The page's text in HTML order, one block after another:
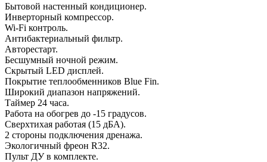
Бытовой настенный кондиционер.
Инверторный компрессор.
Wi-Fi контроль.
Антибактериальный фильтр.
Авторестарт.
Бесшумный ночной режим.
Скрытый LED дисплей.
Покрытие теплообменников Blue Fin.
Широкий диапазон напряжений.
Таймер 24 часа.
Работа на обогрев до -15 градусов.
Сверхтихая работая (15 дБА).
2 стороны подключения дренажа.
Экологичный фреон R32.
Пульт ДУ в комплекте.